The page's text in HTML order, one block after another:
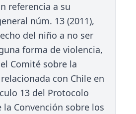
referencia a su
núm. 13 (2011),
del niño a no ser
forma de violencia,
Comité sobre la
con Chile en
13 del Protocolo
la Convención sobre los